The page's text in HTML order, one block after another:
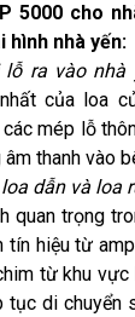
5000 cho
hình nhà yến:
ra vào nhà
của loa
mép lỗ
âm thanh vào
dẫn và loa
quan trọng
tín hiệu từ
từ khu
tục di chuyển